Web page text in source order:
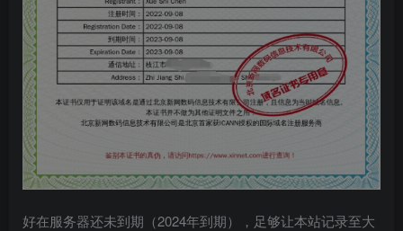
好在服务器还未到期（2024年到期），足够让本站记录至大